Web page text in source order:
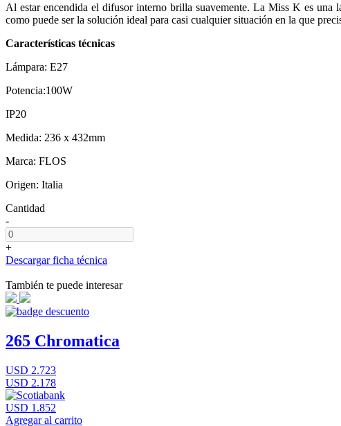
Al estar encendida el difusor interno brilla suavemente. La Miss K es una
como puede ser la solución ideal para casi cualquier situación en la que
Características técnicas
Lámpara: E27
Potencia:100W
IP20
Medida: 236 x 432mm
Marca: FLOS
Origen: Italia
Cantidad
-
+
Descargar ficha técnica
También te puede interesar
265 Chromatica
USD 2.723
USD 2.178
USD 1.852
Agregar al carrito